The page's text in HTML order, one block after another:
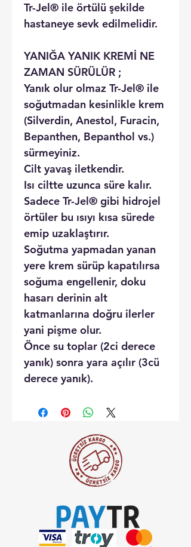
Tr-Jel® ile örtülü şekilde
hastaneye sevk edilmelidir.
YANIĞA YANIK KREMİ NE
ZAMAN SÜRÜLÜR ;
Yanık olur olmaz Tr-Jel® ile
soğutmadan kesinlikle krem
(Silverdin, Anestol, Furacin,
Bepanthen, Bepanthol vs.)
sürmeyiniz.
Cilt yavaş iletkendir.
Isı ciltte uzunca süre kalır.
Sadece Tr-Jel® gibi hidrojel
örtüler bu ısıyı kısa sürede
emip uzaklaştırır.
Soğutma yapmadan yanan
yere krem sürüp kapatılırsa
soğuma engellenir, doku
hasarı derinin alt
katmanlarına doğru ilerler
yani pişme olur.
Önce su toplar (2ci derece
yanık) sonra yara açılır (3cü
derece yanık).